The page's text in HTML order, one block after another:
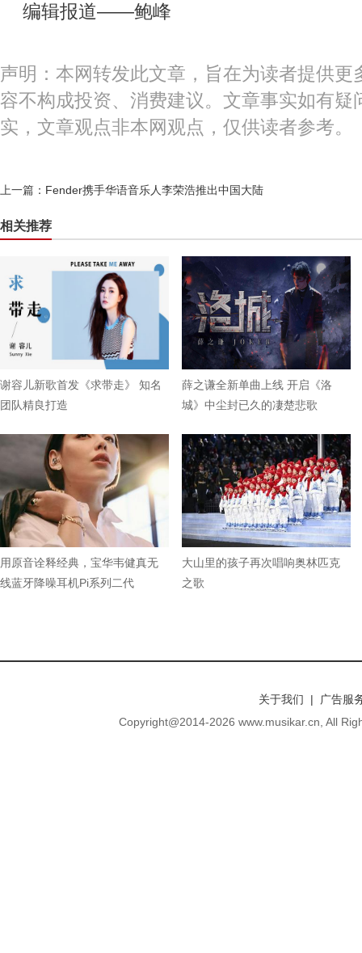
编辑报道——鲍峰
声明：本网转发此文章，旨在为读者提供更
容不构成投资、消费建议。文章事实如有疑
实，文章观点非本网观点，仅供读者参考。
上一篇： Fender携手华语音乐人李荣浩推出中国大陆
相关推荐
谢容儿新歌首发《求带走》 知名
团队精良打造
薛之谦全新单曲上线 开启《洛
城》中尘封已久的凄楚悲歌
用原音诠释经典，宝华韦健真无
线蓝牙降噪耳机Pi系列二代
大山里的孩子再次唱响奥林匹克
之歌
关于我们 | 广告
Copyright@2014-2026 www.musikar.cn, All